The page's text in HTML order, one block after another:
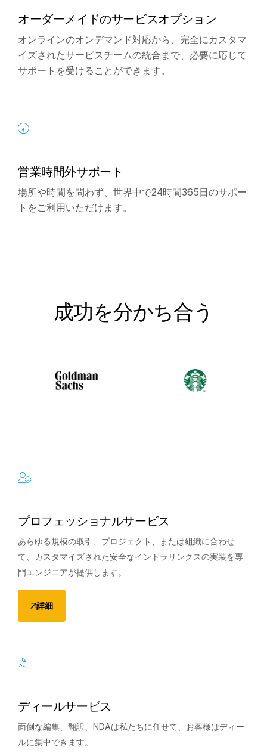
Dutch
オーダーメイドのサービスオプション
オンラインのオンデマンド対応から、完全にカスタマ
イズされたサービスチームの統合まで、必要に応じて
サポートを受けることができます。
営業時間外サポート
場所や時間を問わず、世界中で24時間365日のサポー
トをご利用いただけます。
成功を分かち合う
プロフェッショナルサービス
あらゆる規模の取引、プロジェクト、または組織に合わせ
て、カスタマイズされた安全なイントラリンクスの実装を専
門エンジニアが提供します。
詳細
ディールサービス
面倒な編集、翻訳、NDAは私たちに任せて、お客様はディー
ルに集中できます。